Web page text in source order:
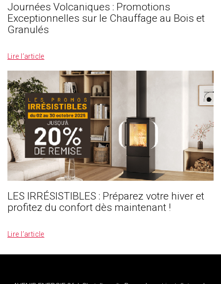
Journées Volcaniques : Promotions
Exceptionnelles sur le Chauffage au Bois et
Granulés
Lire l’article
LES IRRÉSISTIBLES : Préparez votre hiver et
profitez du confort dès maintenant !
Lire l’article